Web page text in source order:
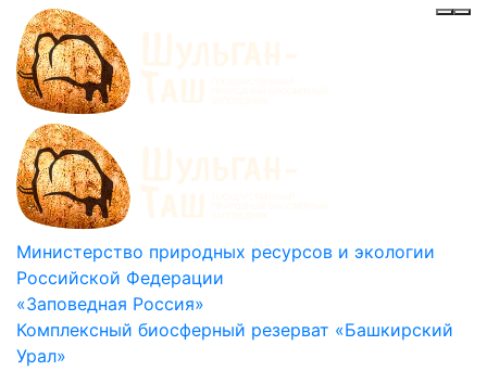
Министерство природных ресурсов и экологии
Российской Федерации
«Заповедная Россия»
Комплексный биосферный резерват «Башкирский
Урал»